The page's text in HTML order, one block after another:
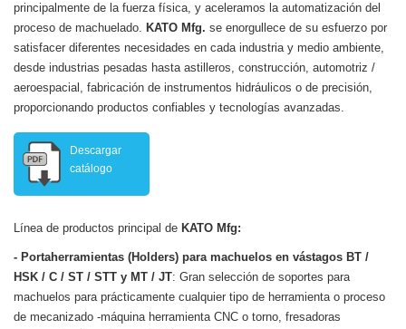
principalmente de la fuerza física, y aceleramos la automatización del
proceso de machuelado. KATO Mfg. se enorgullece de su esfuerzo por
satisfacer diferentes necesidades en cada industria y medio ambiente,
desde industrias pesadas hasta astilleros, construcción, automotriz /
aeroespacial, fabricación de instrumentos hidráulicos o de precisión,
proporcionando productos confiables y tecnologías avanzadas.
Descargar
catálogo
Línea de productos principal de KATO Mfg:
- Portaherramientas (Holders) para machuelos en vástagos BT /
HSK / C / ST / STT y MT / JT: Gran selección de soportes para
machuelos para prácticamente cualquier tipo de herramienta o proceso
de mecanizado -máquina herramienta CNC o torno, fresadoras